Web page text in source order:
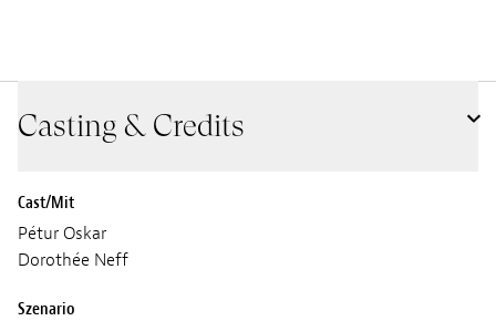
Casting & Credits
Cast/Mit
Pétur Oskar
Dorothée Neff
Szenario